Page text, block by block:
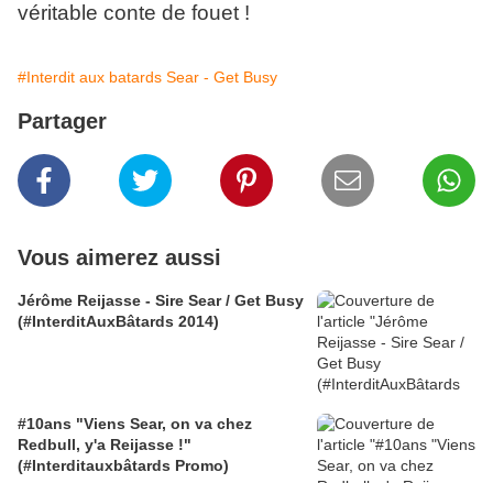
véritable conte de fouet !
#Interdit aux batards Sear - Get Busy
Partager
Vous aimerez aussi
Jérôme Reijasse - Sire Sear / Get Busy
(#InterditAuxBâtards 2014)
#10ans "Viens Sear, on va chez
Redbull, y'a Reijasse !"
(#Interditauxbâtards Promo)